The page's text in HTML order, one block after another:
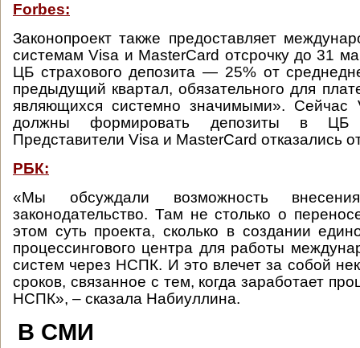
Forbes:
Законопроект также предоставляет
системам Visa и MasterCard отсрочку до 31
ЦБ страхового депозита — 25% от
предыдущий квартал, обязательного для
являющихся системно значимыми». Сейчас
должны формировать депозиты в
Представители Visa и MasterCard отказались
РБК:
«Мы обсуждали возможность
законодательство. Там не столько о
этом суть проекта, сколько в создании
процессингового центра для работы
систем через НСПК. И это влечет за собой
сроков, связанное с тем, когда заработает
НСПК», – сказала Набиуллина.
В СМИ